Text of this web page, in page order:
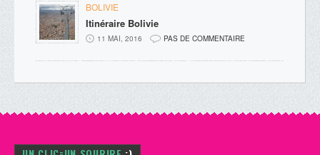
BOLIVIE
Itinéraire Bolivie
11 MAI, 2016 PAS DE COMMENTAIRE